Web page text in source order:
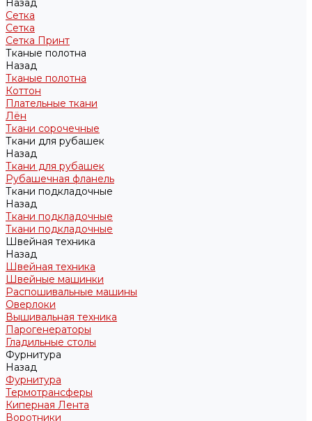
Назад
Сетка
Сетка
Сетка Принт
Тканые полотна
Назад
Тканые полотна
Коттон
Плательные ткани
Лён
Ткани сорочечные
Ткани для рубашек
Назад
Ткани для рубашек
Рубашечная фланель
Ткани подкладочные
Назад
Ткани подкладочные
Ткани подкладочные
Швейная техника
Назад
Швейная техника
Швейные машинки
Распошивальные машины
Оверлоки
Вышивальная техника
Парогенераторы
Гладильные столы
Фурнитура
Назад
Фурнитура
Термотрансферы
Киперная Лента
Воротники